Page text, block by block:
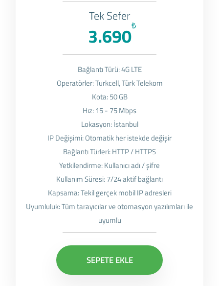
Tek Sefer
₺
3.690
Bağlantı Türü: 4G LTE
Operatörler: Turkcell, Türk Telekom
Kota: 50 GB
Hız: 15 - 75 Mbps
Lokasyon: İstanbul
IP Değişimi: Otomatik her istekde değişir
Bağlantı Türleri: HTTP / HTTPS
Yetkilendirme: Kullanıcı adı / şifre
Kullanım Süresi: 7/24 aktif bağlantı
Kapsama: Tekil gerçek mobil IP adresleri
Uyumluluk: Tüm tarayıcılar ve otomasyon yazılımları ile
uyumlu
SEPETE EKLE